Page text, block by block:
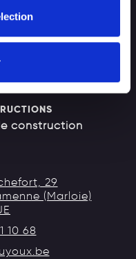
construction
29
(Marloie)
10 68